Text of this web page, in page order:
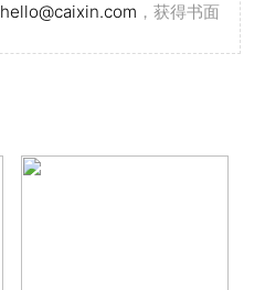
hello@caixin.com ，获得书面